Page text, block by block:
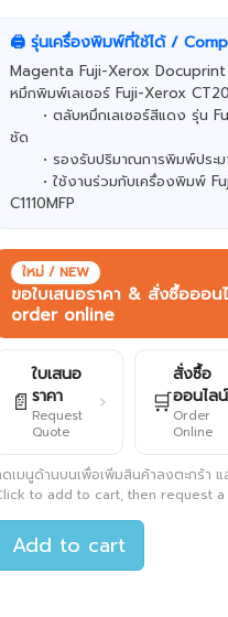
🖨️ รุ่นเครื่องพิมพ์ที่ใช้ได้ /
Magenta Fuji-Xerox Docuprint
หมึกพิมพ์เลเซอร์ Fuji-Xerox
• ตลับหมึกเลเซอร์สีแดง รุ่น
ชัด
• รองรับปริมาณการพิมพ์ประม
• ใช้งานร่วมกับเครื่องพิมพ์
C1110MFP
ใหม่ / NEW
ขอใบเสนอราคา & สั่งซื้ออ
order online
📄
ใบเสนอ
ราคา
Request
Quote
› 🛒
สั่งซื้อ
ออนไลน์
Order
Online
เมนูด้านบนเพื่อเพิ่มสินค้าลงตะกร้า
to add to cart, then request
Add to cart